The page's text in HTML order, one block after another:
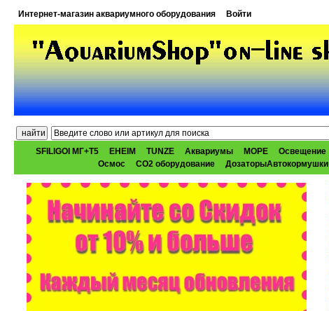
Интернет-магазин аквариумного оборудования Войти
SFILIGOI МГ+Т5 EHEIM TUNZE Аквариумы МОРЕ Освещение
Осмос
CO2 оборудование ДозаторыАвтокормушки